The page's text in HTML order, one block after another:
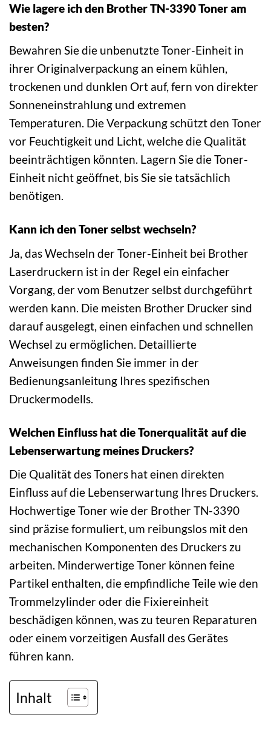
Wie lagere ich den Brother TN-3390 Toner am
besten?
Bewahren Sie die unbenutzte Toner-Einheit in
ihrer Originalverpackung an einem kühlen,
trockenen und dunklen Ort auf, fern von direkter
Sonneneinstrahlung und extremen
Temperaturen. Die Verpackung schützt den Toner
vor Feuchtigkeit und Licht, welche die Qualität
beeinträchtigen könnten. Lagern Sie die Toner-
Einheit nicht geöffnet, bis Sie sie tatsächlich
benötigen.
Kann ich den Toner selbst wechseln?
Ja, das Wechseln der Toner-Einheit bei Brother
Laserdruckern ist in der Regel ein einfacher
Vorgang, der vom Benutzer selbst durchgeführt
werden kann. Die meisten Brother Drucker sind
darauf ausgelegt, einen einfachen und schnellen
Wechsel zu ermöglichen. Detaillierte
Anweisungen finden Sie immer in der
Bedienungsanleitung Ihres spezifischen
Druckermodells.
Welchen Einfluss hat die Tonerqualität auf die
Lebenserwartung meines Druckers?
Die Qualität des Toners hat einen direkten
Einfluss auf die Lebenserwartung Ihres Druckers.
Hochwertige Toner wie der Brother TN-3390
sind präzise formuliert, um reibungslos mit den
mechanischen Komponenten des Druckers zu
arbeiten. Minderwertige Toner können feine
Partikel enthalten, die empfindliche Teile wie den
Trommelzylinder oder die Fixiereinheit
beschädigen können, was zu teuren Reparaturen
oder einem vorzeitigen Ausfall des Gerätes
führen kann.
Inhalt